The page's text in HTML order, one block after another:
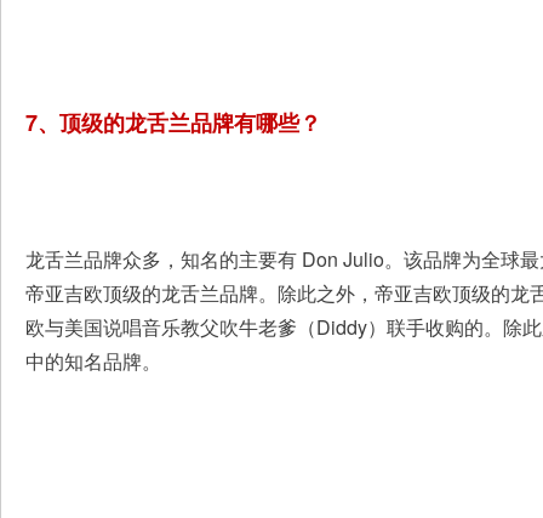
7、顶级的龙舌兰品牌有哪些？
龙舌兰品牌众多，知名的主要有 Don Julio。该品牌为全球
帝亚吉欧顶级的龙舌兰品牌。除此之外，帝亚吉欧顶级的
欧与美国说唱音乐教父吹牛老爹（Diddy）联手收购的。除
中的知名品牌。